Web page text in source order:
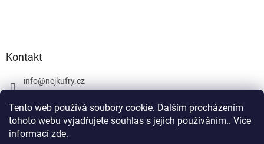
Tento web používá soubory cookie. Dalším procházením
tohoto webu vyjadřujete souhlas s jejich používáním.. Více
informací zde.
Kontakt
info@nejkufry.cz
Facebook